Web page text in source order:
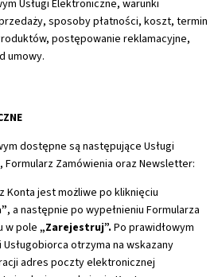
Usługi Elektroniczne, warunki
sposoby płatności, koszt, termin
postępowanie reklamacyjne,
umowy.
dostępne są następujące Usługi
Formularz Zamówienia oraz Newsletter:
Konta jest możliwe po kliknięciu
, a następnie po wypełnieniu Formularza
w pole „Zarejestruj”. Po prawidłowym
otrzyma na wskazany
adres poczty elektronicznej